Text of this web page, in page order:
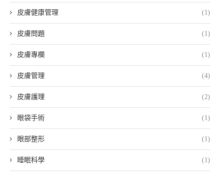
皮膚健康管理 (1)
皮膚問題 (1)
皮膚專欄 (1)
皮膚管理 (4)
皮膚護理 (2)
眼袋手術 (1)
眼部整形 (1)
睡眠科學 (1)